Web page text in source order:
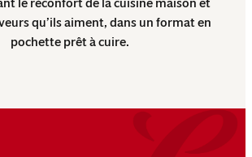
le réconfort de la cuisine maison et
qu’ils aiment, dans un format en
pochette prêt à cuire.